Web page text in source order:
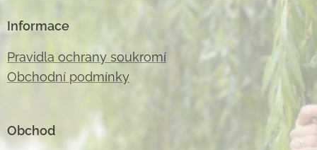
Informace
Pravidla ochrany soukromí
Obchodní podmínky
Obchod